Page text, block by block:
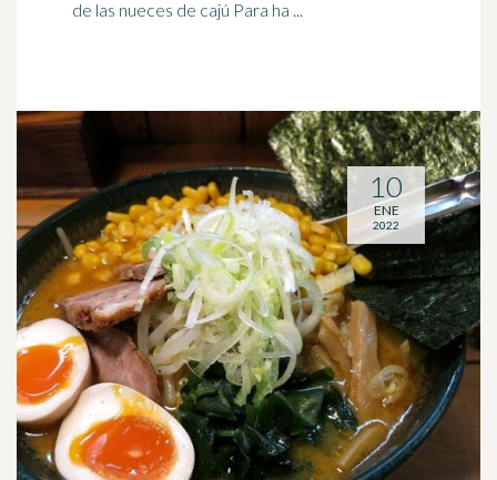
de las nueces de cajú Para ha ...
10
ENE
2022